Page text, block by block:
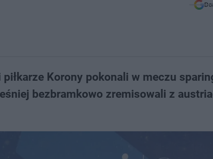
Korony pokonali w meczu
bezbramkowo zremisowali z